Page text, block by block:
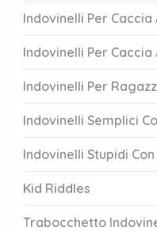
Indovinelli Per
Indovinelli Per Caccia
Indovinelli Per
Indovinelli Semplici
Indovinelli Stupidi
Kid Riddles
Trabocchetto